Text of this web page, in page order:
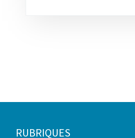
Pied
RUBRIQUES